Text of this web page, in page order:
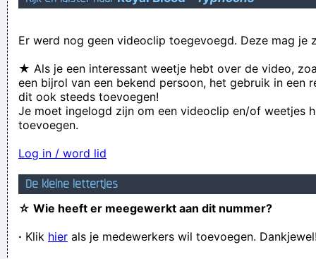
Verknoei je tijd op een nuttige manier!
Er werd nog geen videoclip toegevoegd. Deze mag je
★ Als je een interessant weetje hebt over de video,
een bijrol van een bekend persoon, het gebruik in een
dit ook steeds toevoegen!
Je moet ingelogd zijn om een videoclip en/of weetjes
toevoegen.
Log in / word lid
De kleine lettertjes
☆ Wie heeft er meegewerkt aan dit nummer?
· Klik hier als je medewerkers wil toevoegen.